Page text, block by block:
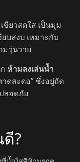
ขียวสดใส เป็นมุม
บสงบ เหมาะกับ
มวุ่นวาย
ห้ามลงเล่นน้ำ
ดสะดอ” ซึ่งอยู่ถัด
ลอดภัย
?